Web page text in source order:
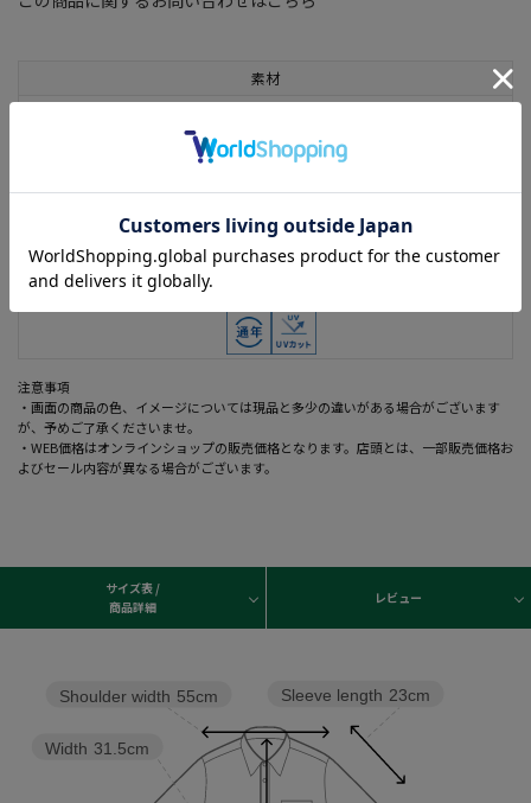
素材
機能
着用シーズン
通年
注意事項
・画面の商品の色、イメージについては現品と多少の違いがある場合がございます
が、予めご了承くださいませ。
・WEB価格はオンラインショップの販売価格となります。店頭とは、一部販売価格お
よびセール内容が異なる場合がございます。
サイズ表 /
商品詳細
レビュー
Sleeve length 23cm
Width 31.5cm
Shoulder width 55cm